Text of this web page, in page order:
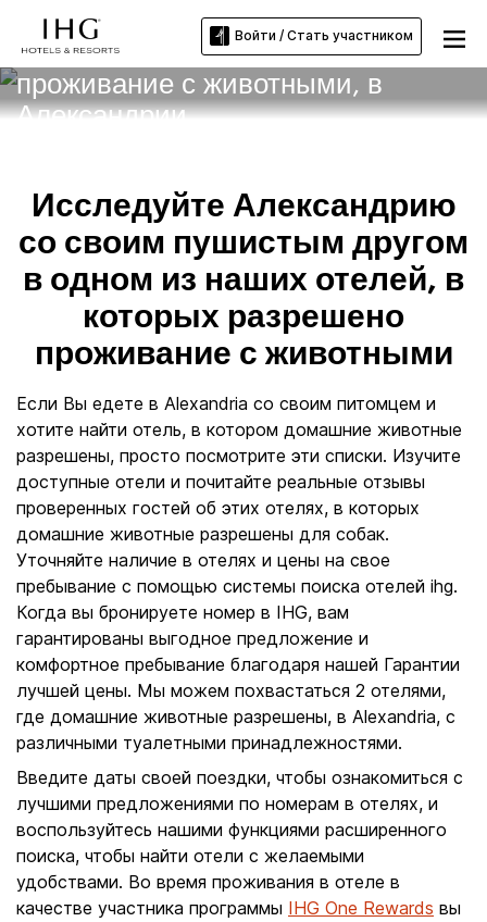
Войти / Стать участником
Отели, в которых разрешено
проживание с животными, в
Александрии
Исследуйте Александрию
со своим пушистым другом
в одном из наших отелей, в
которых разрешено
проживание с животными
Если Вы едете в Alexandria со своим питомцем и
хотите найти отель, в котором домашние животные
разрешены, просто посмотрите эти списки. Изучите
доступные отели и почитайте реальные отзывы
проверенных гостей об этих отелях, в которых
домашние животные разрешены для собак.
Уточняйте наличие в отелях и цены на свое
пребывание с помощью системы поиска отелей ihg.
Когда вы бронируете номер в IHG, вам
гарантированы выгодное предложение и
комфортное пребывание благодаря нашей Гарантии
лучшей цены. Мы можем похвастаться 2 отелями,
где домашние животные разрешены, в Alexandria, с
различными туалетными принадлежностями.
Введите даты своей поездки, чтобы ознакомиться с
лучшими предложениями по номерам в отелях, и
воспользуйтесь нашими функциями расширенного
поиска, чтобы найти отели с желаемыми
удобствами. Во время проживания в отеле в
качестве участника программы IHG One Rewards вы